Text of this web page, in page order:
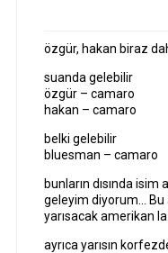
özgür, hakan biraz
suanda gelebilir
özgür – camaro
hakan – camaro
belki gelebilir
bluesman – camaro
bunların dısında
geleyim diyorum… Bu
yarısacak amerikan
ayrıca yarısın